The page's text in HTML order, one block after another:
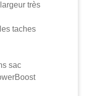
très
taches
sac